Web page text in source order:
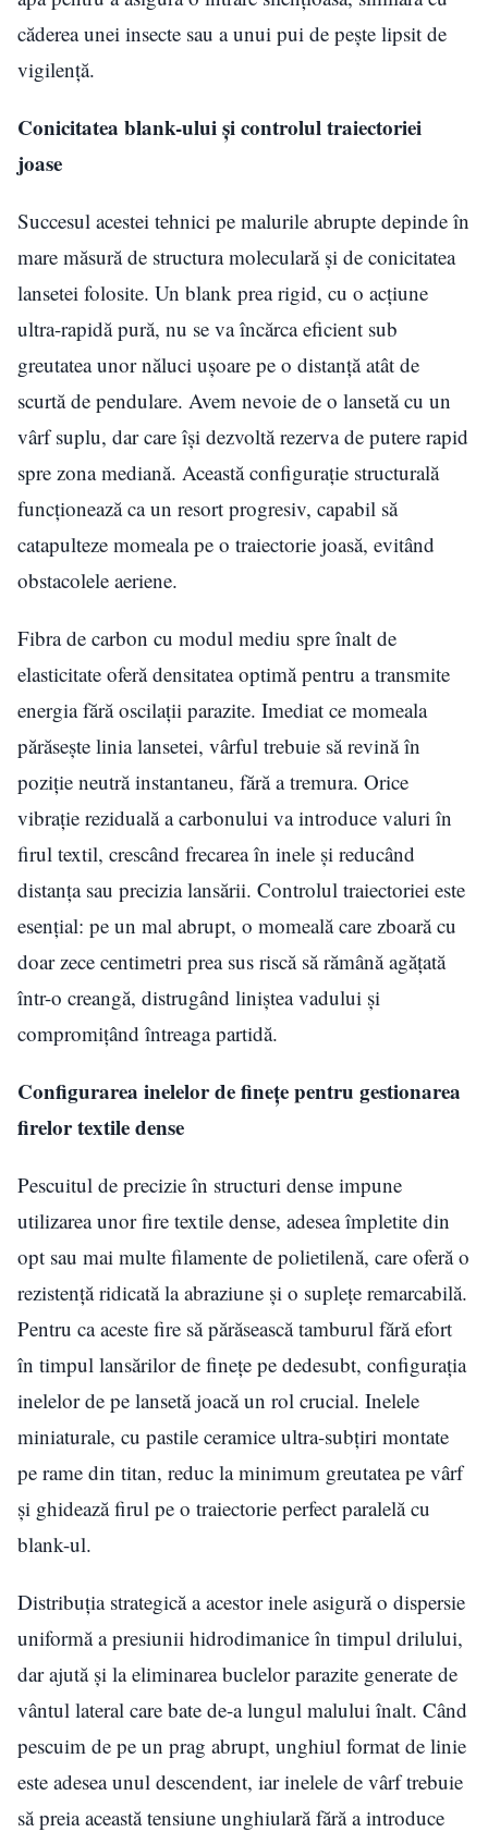
căderea unei insecte sau a unui pui de pește lipsit de
vigilență.
Conicitatea blank-ului și controlul traiectoriei
joase
Succesul acestei tehnici pe malurile abrupte depinde în
mare măsură de structura moleculară și de conicitatea
lansetei folosite. Un blank prea rigid, cu o acțiune
ultra-rapidă pură, nu se va încărca eficient sub
greutatea unor năluci ușoare pe o distanță atât de
scurtă de pendulare. Avem nevoie de o lansetă cu un
vârf suplu, dar care își dezvoltă rezerva de putere rapid
spre zona mediană. Această configurație structurală
funcționează ca un resort progresiv, capabil să
catapulteze momeala pe o traiectorie joasă, evitând
obstacolele aeriene.
Fibra de carbon cu modul mediu spre înalt de
elasticitate oferă densitatea optimă pentru a transmite
energia fără oscilații parazite. Imediat ce momeala
părăsește linia lansetei, vârful trebuie să revină în
poziție neutră instantaneu, fără a tremura. Orice
vibrație reziduală a carbonului va introduce valuri în
firul textil, crescând frecarea în inele și reducând
distanța sau precizia lansării. Controlul traiectoriei este
esențial: pe un mal abrupt, o momeală care zboară cu
doar zece centimetri prea sus riscă să rămână agățată
într-o creangă, distrugând liniștea vadului și
compromițând întreaga partidă.
Configurarea inelelor de finețe pentru gestionarea
firelor textile dense
Pescuitul de precizie în structuri dense impune
utilizarea unor fire textile dense, adesea împletite din
opt sau mai multe filamente de polietilenă, care oferă o
rezistență ridicată la abraziune și o suplețe remarcabilă.
Pentru ca aceste fire să părăsească tamburul fără efort
în timpul lansărilor de finețe pe dedesubt, configurația
inelelor de pe lansetă joacă un rol crucial. Inelele
miniaturale, cu pastile ceramice ultra-subțiri montate
pe rame din titan, reduc la minimum greutatea pe vârf
și ghidează firul pe o traiectorie perfect paralelă cu
blank-ul.
Distribuția strategică a acestor inele asigură o dispersie
uniformă a presiunii hidrodimanice în timpul drilului,
dar ajută și la eliminarea buclelor parazite generate de
vântul lateral care bate de-a lungul malului înalt. Când
pescuim de pe un prag abrupt, unghiul format de linie
este adesea unul descendent, iar inelele de vârf trebuie
să preia această tensiune unghiulară fără a introduce